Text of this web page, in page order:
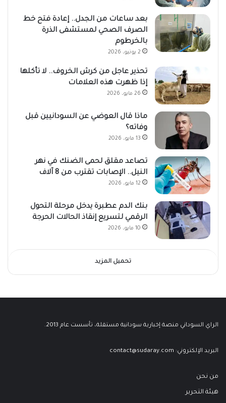
بعد ساعات من الجدل.. إعادة فتح خط
الصرف الصحي لمستشفى الذرة
بالخرطوم
2 يونيو، 2026
تحذير عاجل من كرش الخروف.. لا تأكلها
إذا ظهرت هذه العلامات
26 مايو، 2026
ماذا قال العوضي عن السودانيين قبل
وفاته؟
13 مايو، 2026
تصاعد مقلق لحمى الضنك في نهر
النيل.. الإصابات تقترب من 8 آلاف
12 مايو، 2026
بنك الدم عطبرة يدخل مرحلة التحول
الرقمي لتسريع إنقاذ الحالات الحرجة
10 مايو، 2026
تحميل المزيد
الراي السوداني منصة إخبارية سودانية مستقلة، تأسست عام 2013.
البريد الإلكتروني: contact@sudaray.com
من نحن
هيئة التحرير